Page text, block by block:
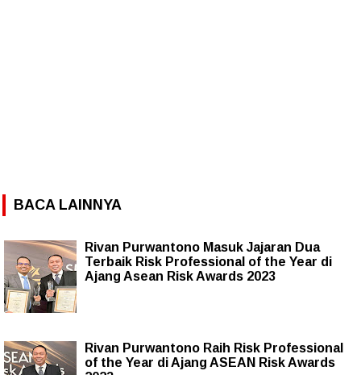
BACA LAINNYA
Rivan Purwantono Masuk Jajaran Dua
Terbaik Risk Professional of the Year di
Ajang Asean Risk Awards 2023
Rivan Purwantono Raih Risk Professional
of the Year di Ajang ASEAN Risk Awards